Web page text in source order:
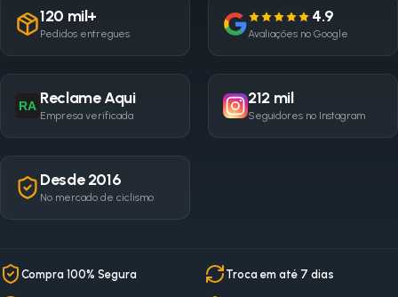
120 mil+
Pedidos entregues
4.9
Avaliações no Google
RA Reclame Aqui
Empresa verificada
212 mil
Seguidores no Instagram
Desde 2016
No mercado de ciclismo
Compra 100% Segura Troca em até 7 dias